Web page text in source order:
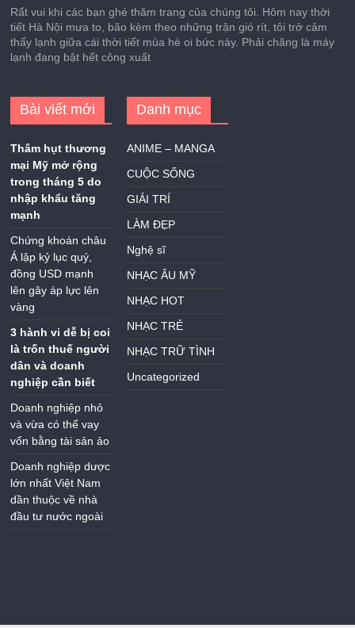
Rất vui khi các bạn ghé thăm trang của chúng tôi. Hôm nay thời
tiết Hà Nội mưa to, bão kèm theo những trận gió rít, tôi trở cảm
thấy lạnh giữa cái thời tiết mùa hè oi bức này. Phải chăng là máy
lạnh đang bật hết công xuất
Bài viết mới
Thâm hụt thương
mại Mỹ mở rộng
trong tháng 5 do
nhập khẩu tăng
mạnh
Chứng khoán châu
Á lập kỷ lục quý,
đồng USD mạnh
lên gây áp lực lên
vàng
3 hành vi dễ bị coi
là trốn thuế người
dân và doanh
nghiệp cần biết
Doanh nghiệp nhỏ
và vừa có thể vay
vốn bằng tài sản ảo
Doanh nghiệp dược
lớn nhất Việt Nam
dần thuộc về nhà
đầu tư nước ngoài
Danh mục
ANIME – MANGA
CUỘC SỐNG
GIẢI TRÍ
LÀM ĐẸP
Nghệ sĩ
NHẠC ÂU MỸ
NHẠC HOT
NHẠC TRẺ
NHẠC TRỮ TÌNH
Uncategorized